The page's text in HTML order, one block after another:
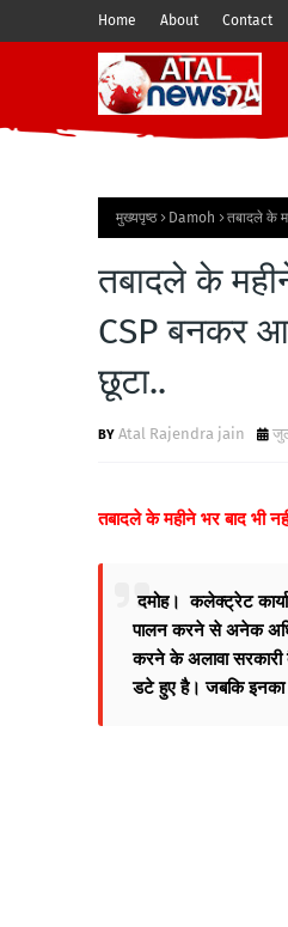
Home About Contact
मुख्यपृष्ठ Damoh तबादले के
तबादले के
CSP बनकर आ
छूटा..
Atal Rajendra jain
तबादले के महीने भर बाद भी
दमोह। कलेक्ट्रेट
पालन करने से अनेक
करने के अलावा सरकारी
डटे हुए है। जबकि इनका